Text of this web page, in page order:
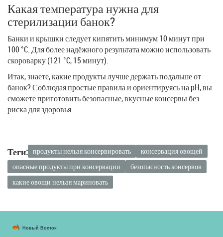
Какая температура нужна для
стерилизации банок?
Банки и крышки следует кипятить минимум 10 минут при
100 °C. Для более надёжного результата можно использовать
скороварку (121 °C, 15 минут).
Итак, знаете, какие продукты лучше держать подальше от
банок? Соблюдая простые правила и ориентируясь на pH, вы
сможете приготовить безопасные, вкусные консервы без
риска для здоровья.
Теги: продукты нельзя консервировать
консервация овощей
опасные продукты при консервации
безопасность консервов
какие овощи нельзя мариновать